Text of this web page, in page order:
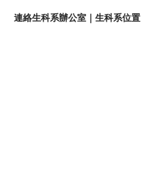
連絡生科系辦公室 ｜ 生科系位置